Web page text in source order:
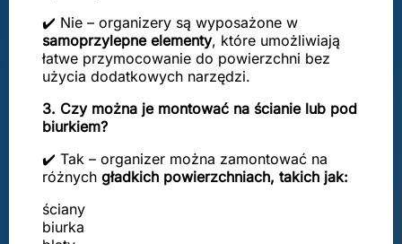
✔️ Nie – organizery są wyposażone w
samoprzylepne elementy, które umożliwiają
łatwe przymocowanie do powierzchni bez
użycia dodatkowych narzędzi.
3. Czy można je montować na ścianie lub pod
biurkiem?
✔️ Tak – organizer można zamontować na
różnych gładkich powierzchniach, takich jak:
ściany
biurka